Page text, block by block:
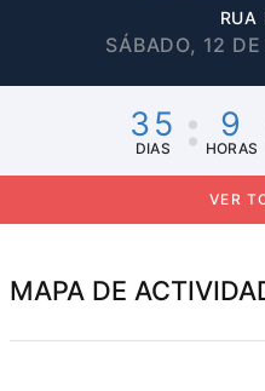
RUA
SÁBADO, 12
35
DIAS
9
HORAS
VER
MAPA DE